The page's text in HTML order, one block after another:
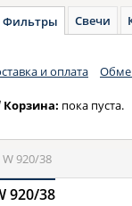
Фильтры Свечи
и оплата
Корзина: пока пуста.
W 920/38
920/38